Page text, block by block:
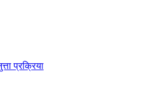
प्रक्रिया